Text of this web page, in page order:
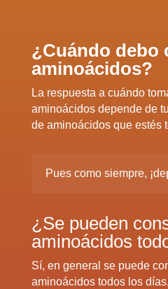
¿Cuándo debo
aminoácidos?
La respuesta a cuándo
aminoácidos depende de
de aminoácidos que estés
Pues como siempre,
¿Se pueden
aminoácidos
Sí, en general se puede
aminoácidos todos los